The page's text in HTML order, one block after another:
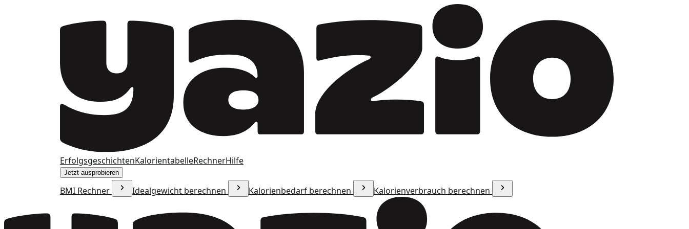
ErfolgsgeschichtenKalorientabelleRechnerHilfe
Jetzt ausprobieren
BMI Rechner Idealgewicht berechnen Kalorienbedarf berechnen Kalorienverbrauch berechnen